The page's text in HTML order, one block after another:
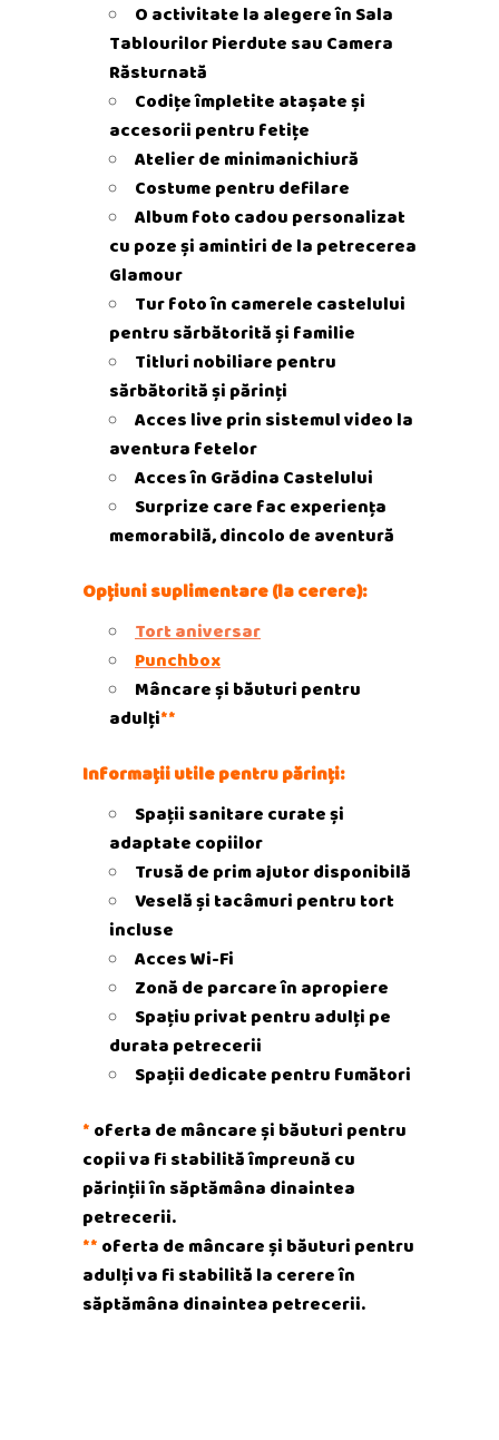
O activitate la alegere în Sala
Tablourilor Pierdute sau Camera
Răsturnată
Codițe împletite atașate și
accesorii pentru fetițe
Atelier de minimanichiură
Costume pentru defilare
Album foto cadou personalizat
cu poze și amintiri de la petrecerea
Glamour
Tur foto în camerele castelului
pentru sărbătorită și familie
Titluri nobiliare pentru
sărbătorită și părinți
Acces live prin sistemul video la
aventura fetelor
Acces în Grădina Castelului
Surprize care fac experiența
memorabilă, dincolo de aventură
Opțiuni suplimentare (la cerere):
Tort aniversar
Punchbox
Mâncare și băuturi pentru
adulți**
Informații utile pentru părinți:
Spații sanitare curate și
adaptate copiilor
Trusă de prim ajutor disponibilă
Veselă și tacâmuri pentru tort
incluse
Acces Wi-Fi
Zonă de parcare în apropiere
Spațiu privat pentru adulți pe
durata petrecerii
Spații dedicate pentru fumători
* oferta de mâncare și băuturi pentru
copii va fi stabilită împreună cu
părinții în săptămâna dinaintea
petrecerii.
** oferta de mâncare și băuturi pentru
adulți va fi stabilită la cerereîn
săptămâna dinaintea petrecerii.